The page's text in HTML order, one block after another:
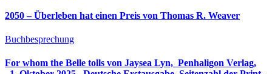
2050 – Überleben hat einen Preis von Thomas R. Weaver
Buchbesprechung
For whom the Belle tolls von Jaysea Lyn, ‎ Penhaligon Verlag,